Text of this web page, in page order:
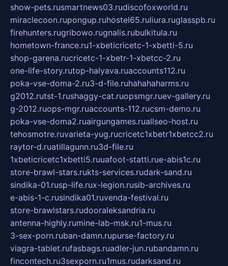
show-pets.rusmartnews03.rudiscofoxworld.ru
miraclecoon.rupongup.ruhostel65.ruliura.ruglasspb.ru
firehunters.rugribowo.rugnalis.rubulkitula.ru
hometown-france.ru1-xbeticricetc-1-xbetti-5.ru
shop-garena.rucricetc-1-xbetr-1-xbetcc-2.ru
one-life-story.rutop-halyava.ruaccounts112.ru
poka-vse-doma-2.ru3-d-file.ruhahahaharms.ru
g2012.rutst-1.rushaggy-cat.ruopsmgr.ruev-gallery.ru
g-2012.ruops-mgr.ruaccounts-112.rucsm-demo.ru
poka-vse-doma2.ruairgungames.ruallseo-host.ru
tehosmotre.ruvarieta-yug.rucricetc1xbetr1xbetcc2.ru
raytor-d.ruatillagunn.ru3d-file.ru
1xbeticricetc1xbetti5.ruuafoot-statti.rue-abis1c.ru
store-brawl-stars.rukts-services.rudark-sand.ru
sindika-01.rusp-life.rux-legion.rusib-archives.ru
e-abis-1-c.rusindika01.ruvenda-festival.ru
store-brawlstars.rudooraleksandria.ru
antenna-highly.rumine-lab-msk.ru1-mus.ru
3-sex-porn.ruban-damn.rupurse-factory.ru
viagra-tablet.rufasbags.ruadler-jun.rubandamn.ru
fincontech.ru3sexporn.ru1mus.rudarksand.ru